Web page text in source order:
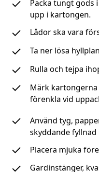
Packa tungt gods
upp i kartongen.
Lådor ska vara
Ta ner lösa
Rulla och tejpa
Märk
förenkla vid
Använd tyg,
skyddande
Placera mjuka
Gardinstänger,